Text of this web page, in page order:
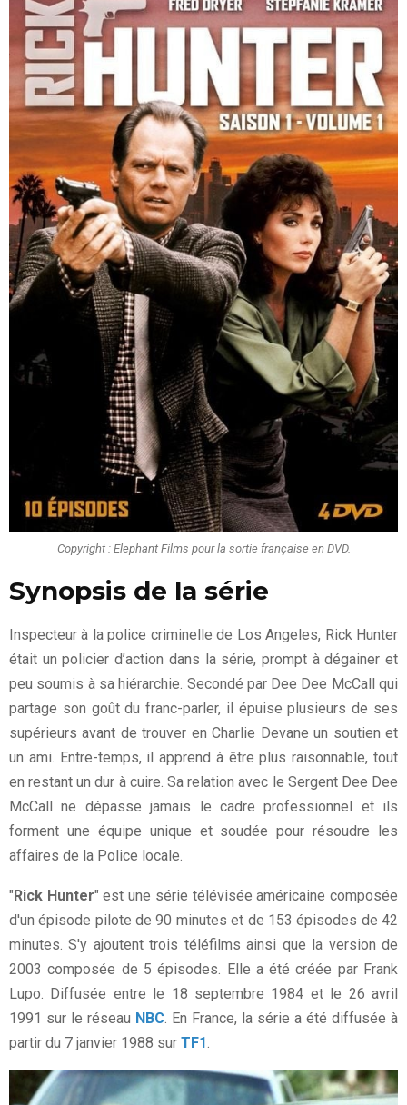
Copyright : Elephant Films pour la sortie française en DVD.
Synopsis de la série
Inspecteur à la police criminelle de Los Angeles, Rick Hunter
était un policier d’action dans la série, prompt à dégainer et
peu soumis à sa hiérarchie. Secondé par Dee Dee McCall qui
partage son goût du franc-parler, il épuise plusieurs de ses
supérieurs avant de trouver en Charlie Devane un soutien et
un ami. Entre-temps, il apprend à être plus raisonnable, tout
en restant un dur à cuire. Sa relation avec le Sergent Dee Dee
McCall ne dépasse jamais le cadre professionnel et ils
forment une équipe unique et soudée pour résoudre les
affaires de la Police locale.
" Rick Hunter" est une série télévisée américaine composée
d'un épisode pilote de 90 minutes et de 153 épisodes de 42
minutes. S'y ajoutent trois téléfilms ainsi que la version de
2003 composée de 5 épisodes. Elle a été créée par Frank
Lupo. Diffusée entre le 18 septembre 1984 et le 26 avril
1991 sur le réseau NBC. En France, la série a été diffusée à
partir du 7 janvier 1988 sur TF1.